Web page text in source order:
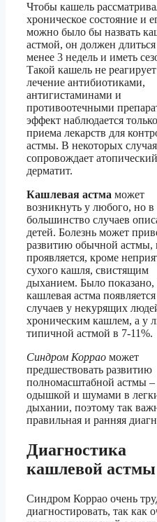
Чтобы кашель
хроническое состояние и
можно было бы назвать
астмой, он должен
менее 3 недель и иметь
Такой кашель не
лечение антибиотиками,
антигистаминами и
противоотечными
эффект наблюдается
приема лекарств для
астмы. В некоторых
сопровождает атопический
дерматит.
Кашлевая астма может
возникнуть у любого, но в
большинство случаев
детей. Болезнь может
развитию обычной астмы,
проявляется, кроме
сухого кашля, свистящим
дыханием. Было показано,
кашлевая астма
случаев у некурящих
хроническим кашлем, а у
типичной астмой в 7-11%.
Синдром Коррао может
предшествовать развитию
полномасштабной астмы –
одышкой и шумами в
дыхании, поэтому так
правильная и ранняя
Диагностика
кашлевой астмы
Синдром Коррао очень
диагностировать, так как